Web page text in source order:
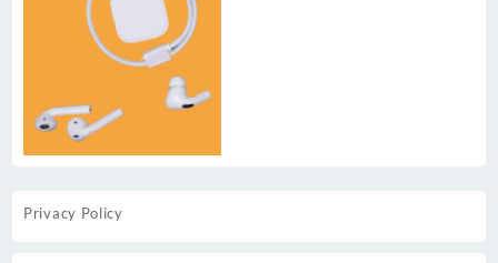
Privacy Policy